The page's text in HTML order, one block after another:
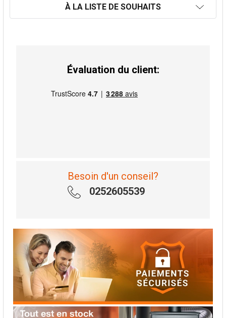
À LA LISTE DE SOUHAITS
Évaluation du client:
Besoin d'un conseil?
0252605539